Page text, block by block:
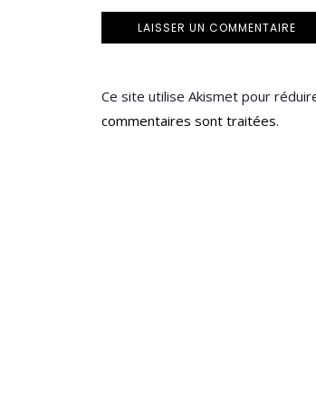
Ce site utilise Akismet pour
commentaires sont traitées.